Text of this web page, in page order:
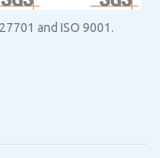
and ISO 9001.